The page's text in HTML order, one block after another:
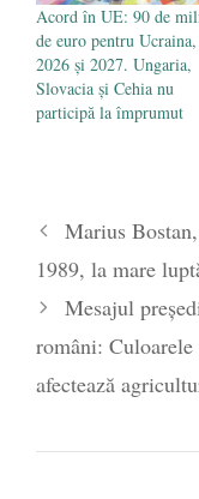
Acord în UE: 90 de
de euro pentru
2026 și 2027. Ungaria,
Slovacia și Cehia nu
participă la împrumut
Marius
1989, la mare
Mesajul
români:
afectează